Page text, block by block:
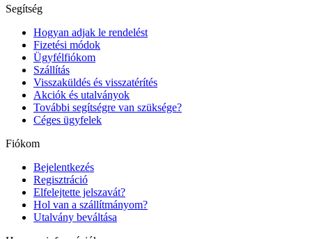
Segítség
Hogyan adjak le rendelést
Fizetési módok
Ügyfélfiókom
Szállítás
Visszaküldés és visszatérítés
Akciók és utalványok
További segítségre van szüksége?
Céges ügyfelek
Fiókom
Bejelentkezés
Regisztráció
Elfelejtette jelszavát?
Hol van a szállítmányom?
Utalvány beváltása